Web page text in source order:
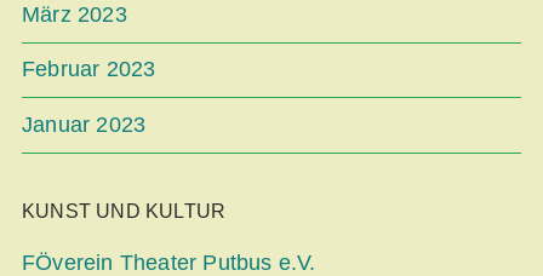
März 2023
Februar 2023
Januar 2023
KUNST UND KULTUR
FÖverein Theater Putbus e.V.